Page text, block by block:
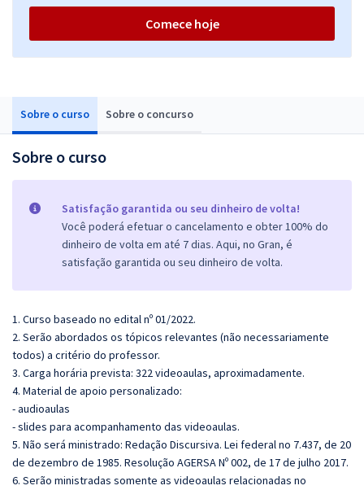
Sobre o curso Sobre o concurso
Sobre o curso
Satisfação garantida ou seu dinheiro de volta!
Você poderá efetuar o cancelamento e obter 100% do
dinheiro de volta em até 7 dias. Aqui, no Gran, é
satisfação garantida ou seu dinheiro de volta.
1. Curso baseado no edital nº 01/2022.
2. Serão abordados os tópicos relevantes (não necessariamente
todos) a critério do professor.
3. Carga horária prevista: 322 videoaulas, aproximadamente.
4. Material de apoio personalizado:
- audioaulas
- slides para acompanhamento das videoaulas.
5. Não será ministrado: Redação Discursiva. Lei federal no 7.437, de 20
de dezembro de 1985. Resolução AGERSA Nº 002, de 17 de julho 2017.
6. Serão ministradas somente as videoaulas relacionadas no
Comece hoje